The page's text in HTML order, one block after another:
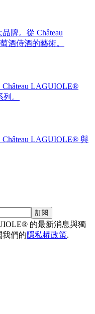
牌。從 Château
酒侍酒的藝術。
LAGUIOLE®
。
LAGUIOLE® 與
訂閱
的最新消息與獨
我們的隱私權政策.